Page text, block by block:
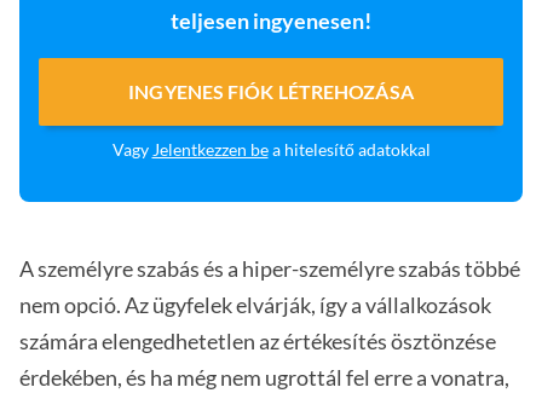
teljesen ingyenesen!
INGYENES FIÓK LÉTREHOZÁSA
Vagy Jelentkezzen bea hitelesítő adatokkal
A személyre szabás és a hiper-személyre szabás többé
nem opció. Az ügyfelek elvárják, így a vállalkozások
számára elengedhetetlen az értékesítés ösztönzése
érdekében, és ha még nem ugrottál fel erre a vonatra,